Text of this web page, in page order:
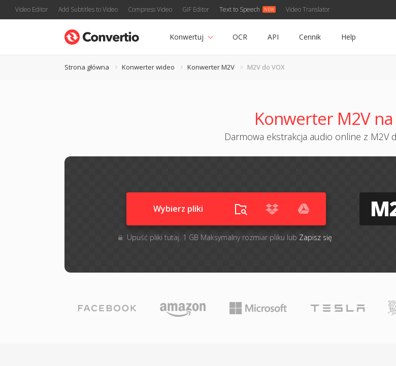
Video Editor Add Subtitles to Video Compress Video GIF Editor Text to Speech Video Translator
Konwertuj OCR API Cennik Help
Strona główna Konwerter wideo Konwerter M2V M2V do VOX
Konwerter M2V na
Darmowa ekstrakcja audio online z M2V
Wybierz pliki
Upuść pliki tutaj. 1 GB Maksymalny rozmiar pliku lub Zapisz się